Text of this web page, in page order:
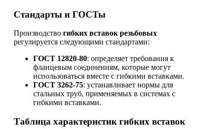
Стандарты и ГОСТы
Производство гибких вставок резьбовых
регулируется следующими стандартами:
ГОСТ 12820-80: определяет требования к
фланцевым соединениям, которые могут
использоваться вместе с гибкими вставками.
ГОСТ 3262-75: устанавливает нормы для
стальных труб, применяемых в системах с
гибкими вставками.
Таблица характеристик гибких вставок